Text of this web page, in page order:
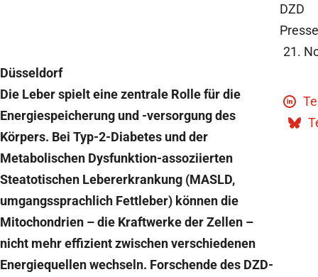
DZD
21.
Düsseldorf
Die Leber spielt eine zentrale Rolle für die
Energiespeicherung und -versorgung des
Körpers. Bei Typ-2-Diabetes und der
Metabolischen Dysfunktion-assoziierten
Steatotischen Lebererkrankung (MASLD,
umgangssprachlich Fettleber) können die
Mitochondrien – die Kraftwerke der Zellen –
nicht mehr effizient zwischen verschiedenen
Energiequellen wechseln. Forschende des DZD-